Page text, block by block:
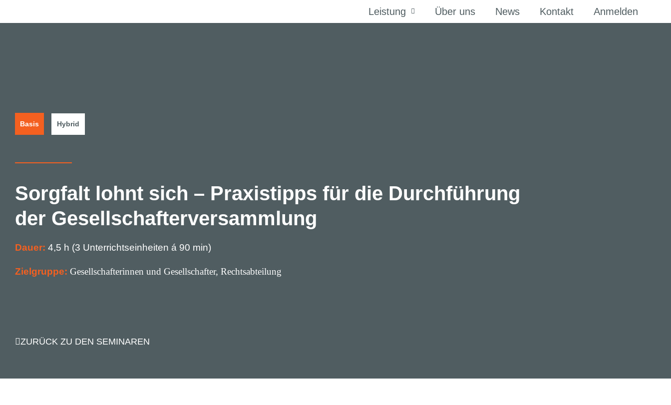
Leistung Über uns News Kontakt Anmelden
Basis Hybrid
Sorgfalt lohnt sich – Praxistipps für die Durchführung
der Gesellschafterversammlung
Dauer: 4,5 h (3 Unterrichtseinheiten á 90 min)
Zielgruppe: Gesellschafterinnen und Gesellschafter, Rechtsabteilung
ZURÜCK ZU DEN SEMINAREN